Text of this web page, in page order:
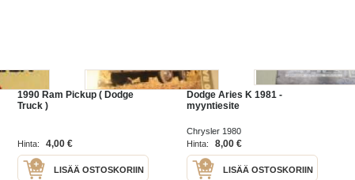
1990 Ram Pickup ( Dodge
Truck )
Hinta: 4,00 €
LISÄÄ OSTOSKORIIN
Dodge Aries K 1981 -
myyntiesite
Chrysler 1980
Hinta:
8,00 €
LISÄÄ OSTOSKORIIN